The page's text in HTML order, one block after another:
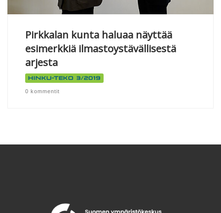
Pirkkalan kunta haluaa näyttää
esimerkkiä ilmastoystävällisestä
arjesta
Hinku-teko 3/2019
0 kommentit